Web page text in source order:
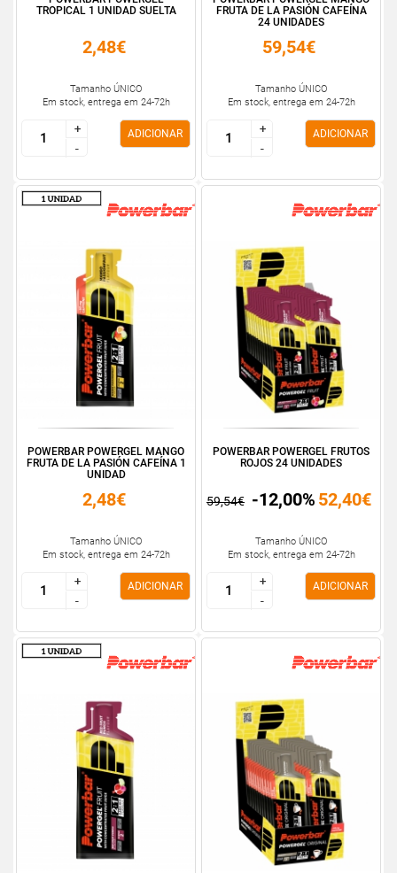
TROPICAL 1 UNIDAD SUELTA
2,48€
Tamanho ÚNICO
Em stock, entrega em 24-72h
+
-
+
-
ADICIONAR
FRUTA DE LA PASIÓN CAFEÍNA
24 UNIDADES
59,54€
Tamanho ÚNICO
Em stock, entrega em 24-72h
+
-
+
-
ADICIONAR
POWERBAR POWERGEL MANGO
FRUTA DE LA PASIÓN CAFEÍNA 1
UNIDAD
2,48€
Tamanho ÚNICO
Em stock, entrega em 24-72h
+
-
+
-
ADICIONAR
POWERBAR POWERGEL FRUTOS
ROJOS 24 UNIDADES
59,54€ -12,00% 52,40€
Tamanho ÚNICO
Em stock, entrega em 24-72h
+
-
+
-
ADICIONAR